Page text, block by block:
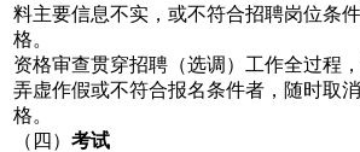
料主要信息不实，或不符合招聘岗位条
格。
资格审查贯穿招聘（选调）工作全过程
弄虚作假或不符合报名条件者，随时取
格。
（四） 考试